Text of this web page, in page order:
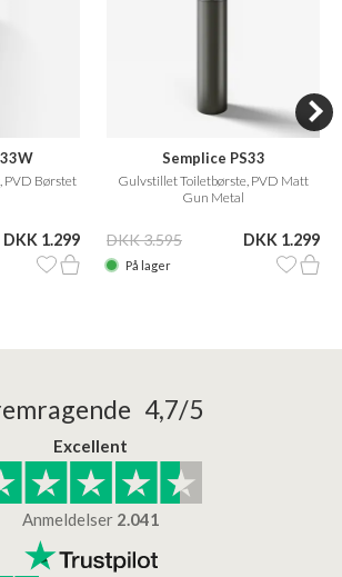
PVD Børstet
DKK 1.299
Semplice PS33
Gulvstillet Toiletbørste, PVD Matt
Gun Metal
DKK 3.595 DKK 1.299
På lager
4,7/5
Excellent
Anmeldelser 2.041